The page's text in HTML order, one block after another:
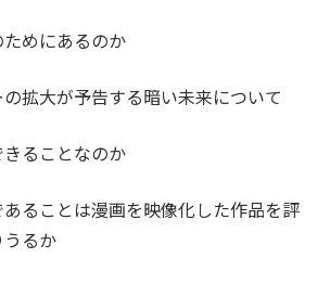
めにあるのか
拡大が予告する暗い未来について
きることなのか
あることは漫画を映像化した作品を評
るか